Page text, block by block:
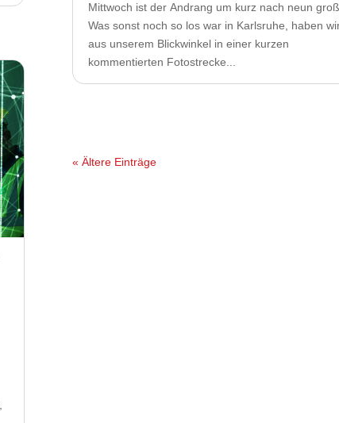
Mittwoch ist der Andrang um kurz nach neun groß.
Was sonst noch so los war in Karlsruhe, haben
aus unserem Blickwinkel in einer kurzen
kommentierten Fotostrecke...
« Ältere Einträge